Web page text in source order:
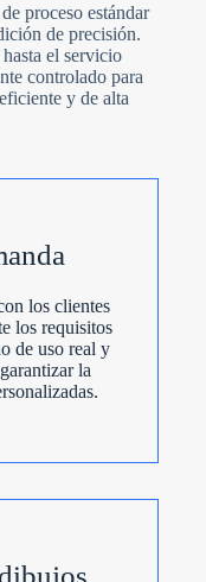
proceso estándar
de precisión.
el servicio
controlado para
y de alta
los clientes
los requisitos
de uso real y
la